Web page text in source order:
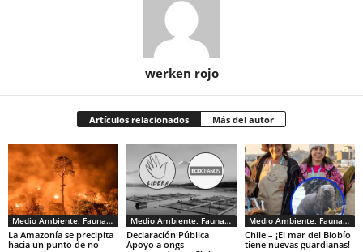
werken rojo
Artículos relacionados Más del autor
Medio Ambiente, Fauna y Sociedad
La Amazonía se precipita
hacia un punto de no
Medio Ambiente, Fauna y Sociedad
Declaración Pública
Apoyo a ongs
Medio Ambiente, Fauna y Sociedad
Chile – ¡El mar del Biobío
tiene nuevas guardianas!